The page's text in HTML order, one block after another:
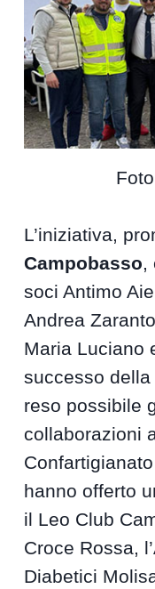
L’iniziativa,
Campobasso,
soci Antimo
Andrea
Maria Luciano
successo
reso possibile
collaborazioni
hanno offerto
il Leo Club
Croce Rossa,
Diabetici